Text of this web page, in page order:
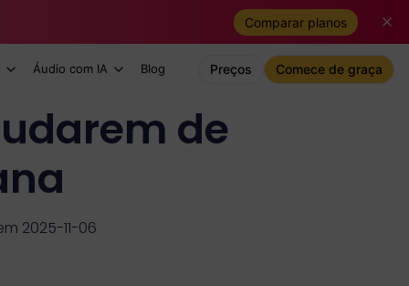
Comparar planos
Áudio com IA Blog Preços Comece de graça
de
2025-11-06